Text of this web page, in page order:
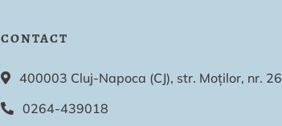
CONTACT
400003 Cluj-Napoca (CJ), str. Moților, nr. 26
0264-439018